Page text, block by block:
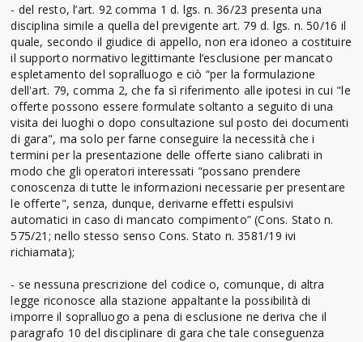
- del resto, l’art. 92 comma 1 d. lgs. n. 36/23 presenta una
disciplina simile a quella del previgente art. 79 d. lgs. n. 50/16 il
quale, secondo il giudice di appello, non era idoneo a costituire
il supporto normativo legittimante l’esclusione per mancato
espletamento del sopralluogo e ciò “per la formulazione
dell'art. 79, comma 2, che fa sì riferimento alle ipotesi in cui "le
offerte possono essere formulate soltanto a seguito di una
visita dei luoghi o dopo consultazione sul posto dei documenti
di gara", ma solo per farne conseguire la necessità che i
termini per la presentazione delle offerte siano calibrati in
modo che gli operatori interessati "possano prendere
conoscenza di tutte le informazioni necessarie per presentare
le offerte", senza, dunque, derivarne effetti espulsivi
automatici in caso di mancato compimento” (Cons. Stato n.
575/21; nello stesso senso Cons. Stato n. 3581/19 ivi
richiamata);
- se nessuna prescrizione del codice o, comunque, di altra
legge riconosce alla stazione appaltante la possibilità di
imporre il sopralluogo a pena di esclusione ne deriva che il
paragrafo 10 del disciplinare di gara che tale conseguenza